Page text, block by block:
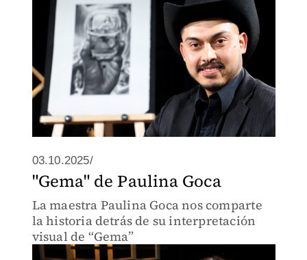
03.10.2025/
"Gema" de Paulina Goca
La maestra Paulina Goca nos comparte
la historia detrás de su interpretación
visual de “Gema”